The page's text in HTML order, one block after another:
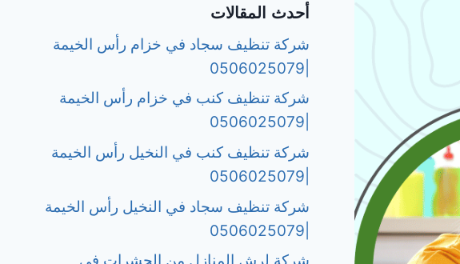
أحدث المقالات
شركة تنظيف سجاد في خزام رأس الخيمة
شركة تنظيف كنب في خزام رأس الخيمة
شركة تنظيف كنب في النخيل رأس الخيمة
شركة تنظيف سجاد في النخيل رأس الخيمة